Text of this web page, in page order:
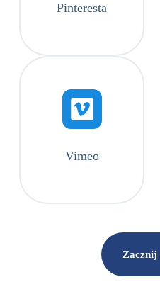
Pinteresta
Vimeo
Zacznij